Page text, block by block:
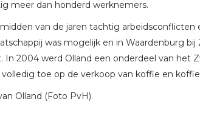
meer dan honderd werknemers.
van de jaren tachtig arbeidsconflicten
was mogelijk en in Waardenburg
2004 werd Olland een onderdeel van het
toe op de verkoop van koffie en
Olland (Foto PvH).